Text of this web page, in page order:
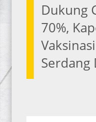
Dukung
70%,
Serdang